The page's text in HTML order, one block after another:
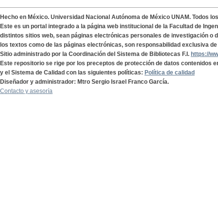
Hecho en México. Universidad Nacional Autónoma de México UNAM. Todos
Este es un portal integrado a la página web institucional de la Facultad de
distintos sitios web, sean páginas electrónicas personales de investigación o
los textos como de las páginas electrónicas, son responsabilidad exclusiva
Sitio administrado por la Coordinación del Sistema de Bibliotecas F.I. https://
Este repositorio se rige por los preceptos de protección de datos contenidos
y el Sistema de Calidad con las siguientes políticas: Política de calidad
Diseñador y administrador: Mtro Sergio Israel Franco García.
Contacto y asesoría